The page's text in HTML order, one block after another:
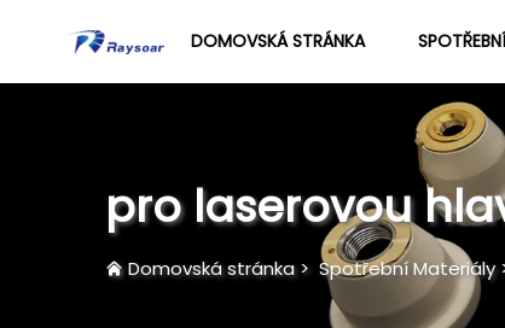
DOMOVSKÁ STRÁNKA
pro laserovou
Domovská stránka> Spotřební Materiály